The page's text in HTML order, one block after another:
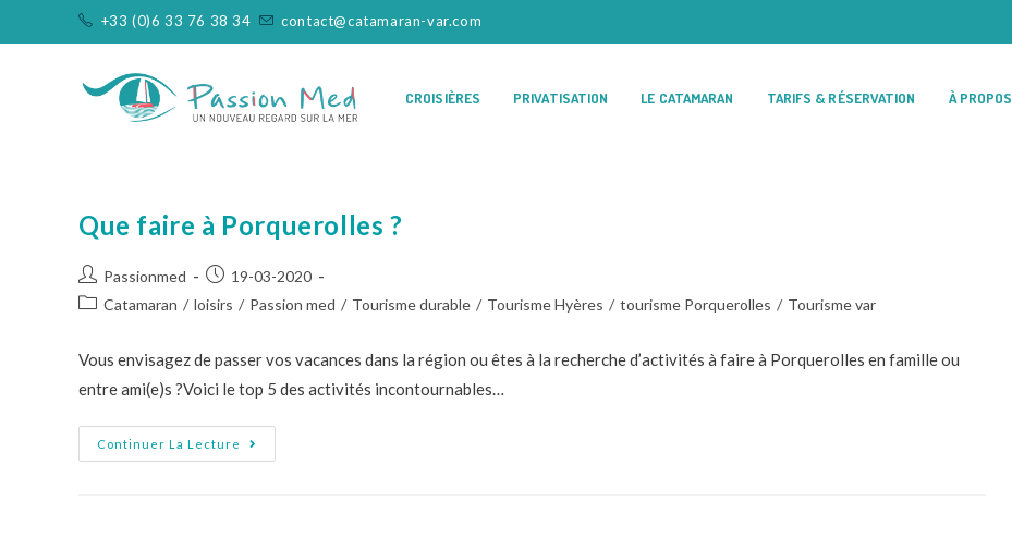
+33 (0)6 33 76 38 34 contact@catamaran-var.com
CROISIÈRES PRIVATISATION LE CATAMARAN TARIFS & RÉSERVATION À PROPOS
Que faire à Porquerolles ?
Passionmed
19-03-2020
Catamaran / loisirs / Passion med / Tourisme durable / Tourisme Hyères / tourisme Porquerolles / Tourisme var
Vous envisagez de passer vos vacances dans la région ou êtes à la recherche d’activités à faire à Porquerolles en famille ou
entre ami(e)s ?Voici le top 5 des activités incontournables…
Continuer La Lecture